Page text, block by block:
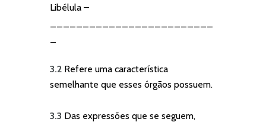
Libélula –
3.2 Refere uma característica
semelhante que esses órgãos possuem.
3.3 Das expressões que se seguem,